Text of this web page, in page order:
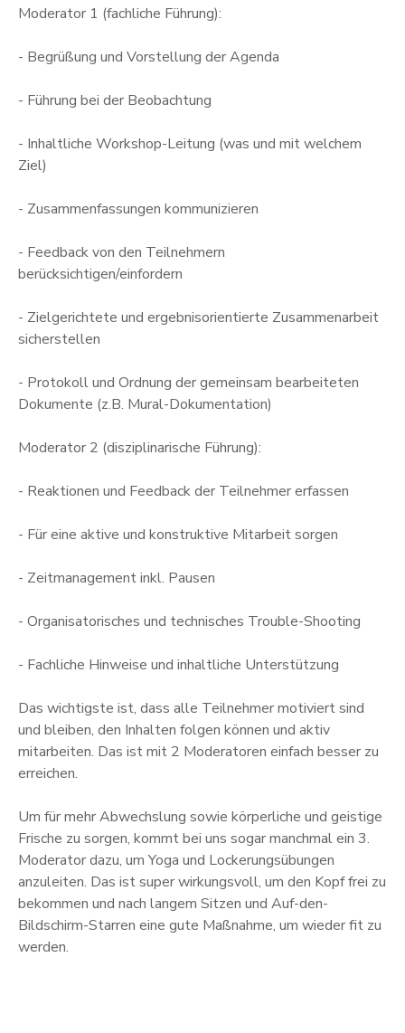
Moderator 1 (fachliche Führung):
- Begrüßung und Vorstellung der Agenda
- Führung bei der Beobachtung
- Inhaltliche Workshop-Leitung (was und mit welchem
Ziel)
- Zusammenfassungen kommunizieren
- Feedback von den Teilnehmern
berücksichtigen/einfordern
- Zielgerichtete und ergebnisorientierte Zusammenarbeit
sicherstellen
- Protokoll und Ordnung der gemeinsam bearbeiteten
Dokumente (z.B. Mural-Dokumentation)
Moderator 2 (disziplinarische Führung):
- Reaktionen und Feedback der Teilnehmer erfassen
- Für eine aktive und konstruktive Mitarbeit sorgen
- Zeitmanagement inkl. Pausen
- Organisatorisches und technisches Trouble-Shooting
- Fachliche Hinweise und inhaltliche Unterstützung
Das wichtigste ist, dass alle Teilnehmer motiviert sind
und bleiben, den Inhalten folgen können und aktiv
mitarbeiten. Das ist mit 2 Moderatoren einfach besser zu
erreichen.
Um für mehr Abwechslung sowie körperliche und geistige
Frische zu sorgen, kommt bei uns sogar manchmal ein 3.
Moderator dazu, um Yoga und Lockerungsübungen
anzuleiten. Das ist super wirkungsvoll, um den Kopf frei zu
bekommen und nach langem Sitzen und Auf-den-
Bildschirm-Starren eine gute Maßnahme, um wieder fit zu
werden.